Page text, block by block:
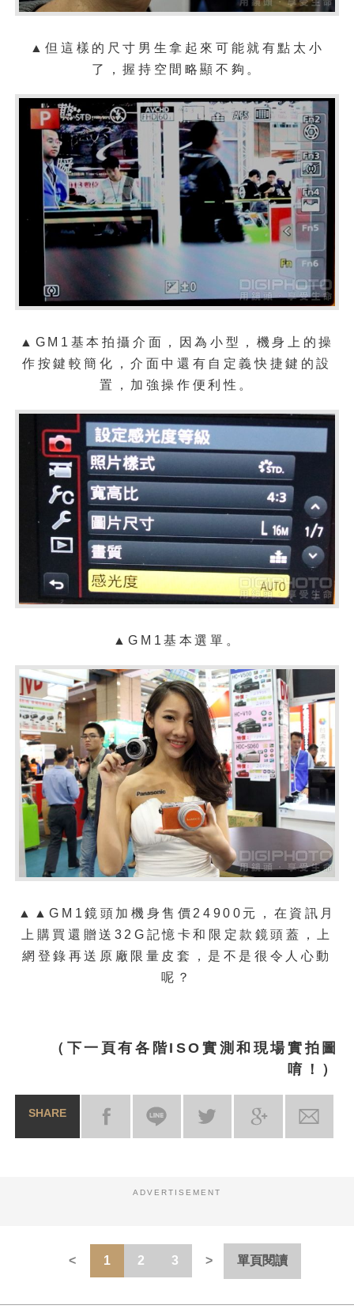
▲但這樣的尺寸男生拿起來可能就有點太小
了，握持空間略顯不夠。
▲GM1基本拍攝介面，因為小型，機身上的操
作按鍵較簡化，介面中還有自定義快捷鍵的設
置，加強操作便利性。
▲GM1基本選單。
▲
▲GM1鏡頭加機身售價24900元，在資訊月
上購買還贈送32G記憶卡和限定款鏡頭蓋，上
網登錄再送原廠限量皮套，是不是很令人心動
呢？
（下一頁有各階ISO實測和現場實拍圖
唷！）
SHARE
ADVERTISEMENT
1 2 3 單頁閱讀